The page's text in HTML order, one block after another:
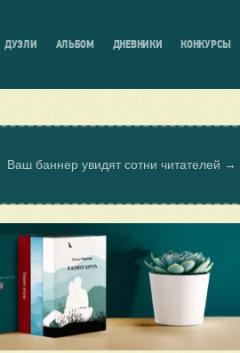
ДУЭЛИ АЛЬБОМ ДНЕВНИКИ КОНКУРСЫ
Ваш баннер увидят сотни читателей →